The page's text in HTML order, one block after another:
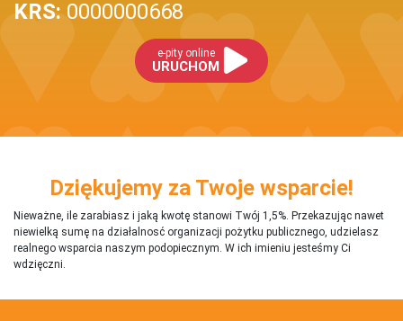
KRS: 0000000668
e-pity online
URUCHOM
Dziękujemy za Twoje wsparcie!
Nieważne, ile zarabiasz i jaką kwotę stanowi Twój 1,5%. Przekazując nawet
niewielką sumę na działalnosć organizacji pożytku publicznego, udzielasz
realnego wsparcia naszym podopiecznym. W ich imieniu jesteśmy Ci
wdzięczni.